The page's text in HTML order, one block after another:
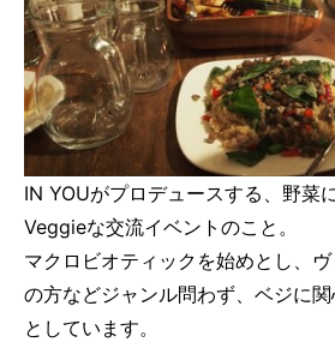
IN YOUがプロデュースする、野菜
Veggieな交流イベントのこと。
マクロビオティックを始めとし、
の方などジャンル問わず、ベジに
としています。